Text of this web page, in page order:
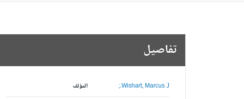
تفاصيل
المؤلف Wishart, Marcus J.;